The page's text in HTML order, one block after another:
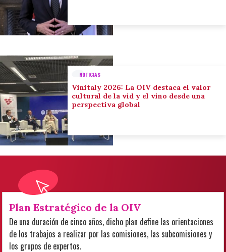
NOTICIAS
Vinitaly 2026: La OIV destaca el valor
cultural de la vid y el vino desde una
perspectiva global
Plan Estratégico de la OIV
De una duración de cinco años, dicho plan define las orientaciones
de los trabajos a realizar por las comisiones, las subcomisiones y
los grupos de expertos.